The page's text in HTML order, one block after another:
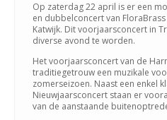
Op zaterdag 22 april is er een
en dubbelconcert van
Katwijk. Dit voorjaarsconcert in
diverse avond te worden.
Het voorjaarsconcert van de
traditiegetrouw een muzikale
zomerseizoen. Naast een enkel
Nieuwjaarsconcert staan er
van de aanstaande